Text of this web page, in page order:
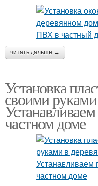
читать дальше →
Установка
своими
частном доме